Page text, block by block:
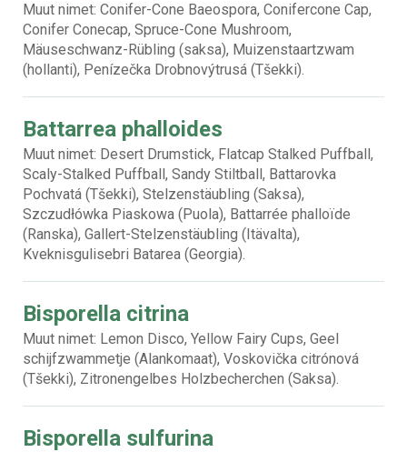
Muut nimet: Conifer-Cone Baeospora, Conifercone Cap,
Conifer Conecap, Spruce-Cone Mushroom,
Mäuseschwanz-Rübling (saksa), Muizenstaartzwam
(hollanti), Penízečka Drobnovýtrusá (Tšekki).
Battarrea phalloides
Muut nimet: Desert Drumstick, Flatcap Stalked Puffball,
Scaly-Stalked Puffball, Sandy Stiltball, Battarovka
Pochvatá (Tšekki), Stelzenstäubling (Saksa),
Szczudłówka Piaskowa (Puola), Battarrée phalloïde
(Ranska), Gallert-Stelzenstäubling (Itävalta),
Kveknisgulisebri Batarea (Georgia).
Bisporella citrina
Muut nimet: Lemon Disco, Yellow Fairy Cups, Geel
schijfzwammetje (Alankomaat), Voskovička citrónová
(Tšekki), Zitronengelbes Holzbecherchen (Saksa).
Bisporella sulfurina